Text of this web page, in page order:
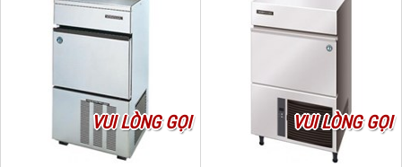
VUI LÒNG GỌI VUI LÒNG GỌI